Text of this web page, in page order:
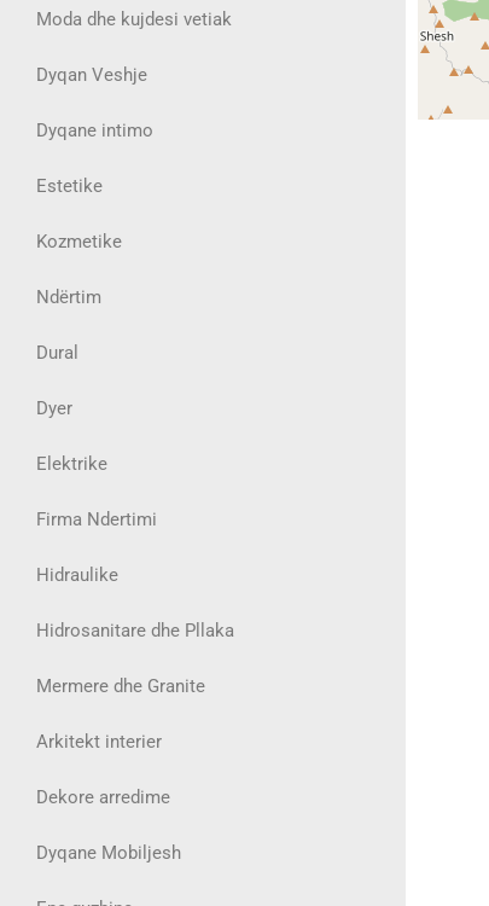
Moda dhe kujdesi vetiak
Dyqan Veshje
Dyqane intimo
Estetike
Kozmetike
Ndërtim
Dural
Dyer
Elektrike
Firma Ndertimi
Hidraulike
Hidrosanitare dhe Pllaka
Mermere dhe Granite
Arkitekt interier
Dekore arredime
Dyqane Mobiljesh